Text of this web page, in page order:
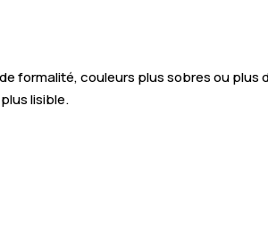
formalité, couleurs plus sobres ou plus
lisible.